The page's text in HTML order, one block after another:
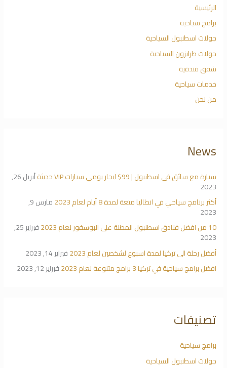
الرئيسية
برامج سياحية
جولات اسطنبول السياحية
جولات طرابزون السياحية
شقق فندقية
خدمات سياحية
من نحن
News
سيارة مع سائق في اسطنبول | 99$ ايجار يومي سيارات VIP حديثة أبريل 26,
2023
أكثر برنامج سياحي في انطاليا متعة لمدة 8 أيام لعام 2023
مارس 9,
2023
10 من افضل فنادق اسطنبول المطلة على البوسفور لعام 2023
فبراير 25,
2023
أفضل رحلة الى تركيا لمدة اسبوع لشخصين لعام 2023
فبراير 14, 2023
افضل برامج سياحية في تركيا 3 برامج متنوعة لعام 2023
فبراير 12, 2023
تصنيفات
برامج سياحية
جولات اسطنبول السياحية